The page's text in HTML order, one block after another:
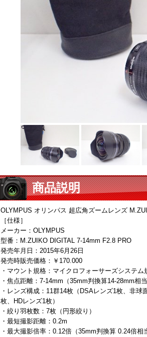
商品説明
OLYMPUS オリンパス 超広角ズームレンズ
［仕様］
メーカー：OLYMPUS
型番：M.ZUIKO DIGITAL 7-14mm F2.8 PRO
発売年月日：2015年6月26日
発売時販売価格：￥170.000
・マウント規格：マイクロフォーサーズシステム
・焦点距離：7-14mm（35mm判換算14-28mm相当
・レンズ構成：11群14枚（DSAレンズ1枚、非
枚、HDレンズ1枚）
・絞り羽枚数：7枚（円形絞り）
・最短撮影距離：0.2m
・最大撮影倍率：0.12倍（35mm判換算 0.24倍相